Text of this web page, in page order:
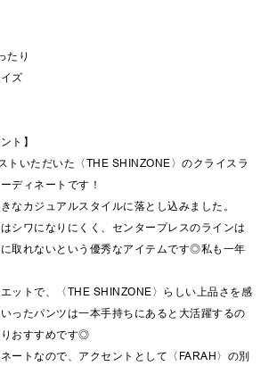
たり
ズ
ト】
トいただいた〈THE SHINZONE〉のクライスラ
ディネートです！
なカジュアルスタイルに落とし込みました。
シワになりにくく、センタープレスのラインは
取れないという優秀なアイテムです◎私も一年
ットで、〈THE SHINZONE〉らしい上品さを感
ったパンツは一本手持ちにあると大活躍するの
おすすめです◎
ートなので、アクセントとして〈FARAH〉の別